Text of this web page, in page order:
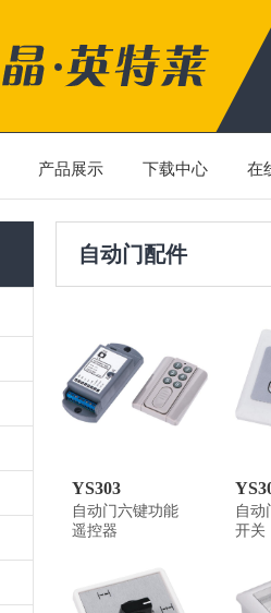
产品展示 下载中心 在
自动门配件
YS303
自动门六键功能
遥控器
自动
开关